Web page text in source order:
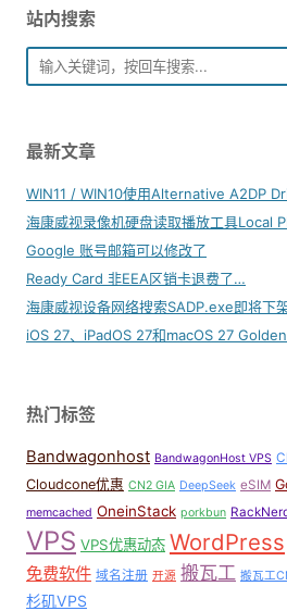
站内搜索
最新文章
WIN11 / WIN10使用Alternative A2DP
海康威视录像机硬盘读取播放工具Local
Google 账号邮箱可以修改了
Ready Card 非EEA区销卡退费了…
海康威视设备网络搜索SADP.exe即将下
iOS 27、iPadOS 27和macOS 27
热门标签
Bandwagonhost BandwagonHost VPS
Cloudcone优惠 CN2 GIA DeepSeek eSIM
memcached OneinStack porkbun
VPS VPS优惠动态 WordPress
免费软件 域名注册 开源 搬瓦工 搬瓦工
杉矶VPS